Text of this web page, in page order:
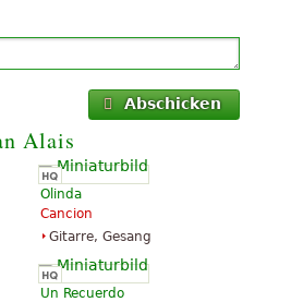
Abschicken
Alais
Olinda
Cancion
Gitarre, Gesang
Un Recuerdo